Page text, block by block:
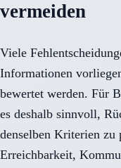
vermeiden
Viele
Informationen
bewertet werden. Für
es deshalb sinnvoll,
denselben Kriterien zu
Erreichbarkeit,